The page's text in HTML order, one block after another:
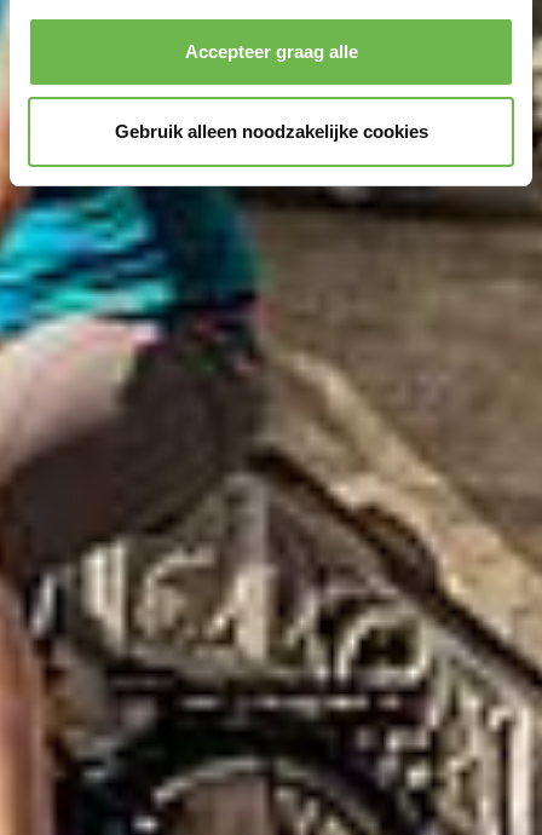
Accepteer graag alle
Gebruik alleen noodzakelijke cookies